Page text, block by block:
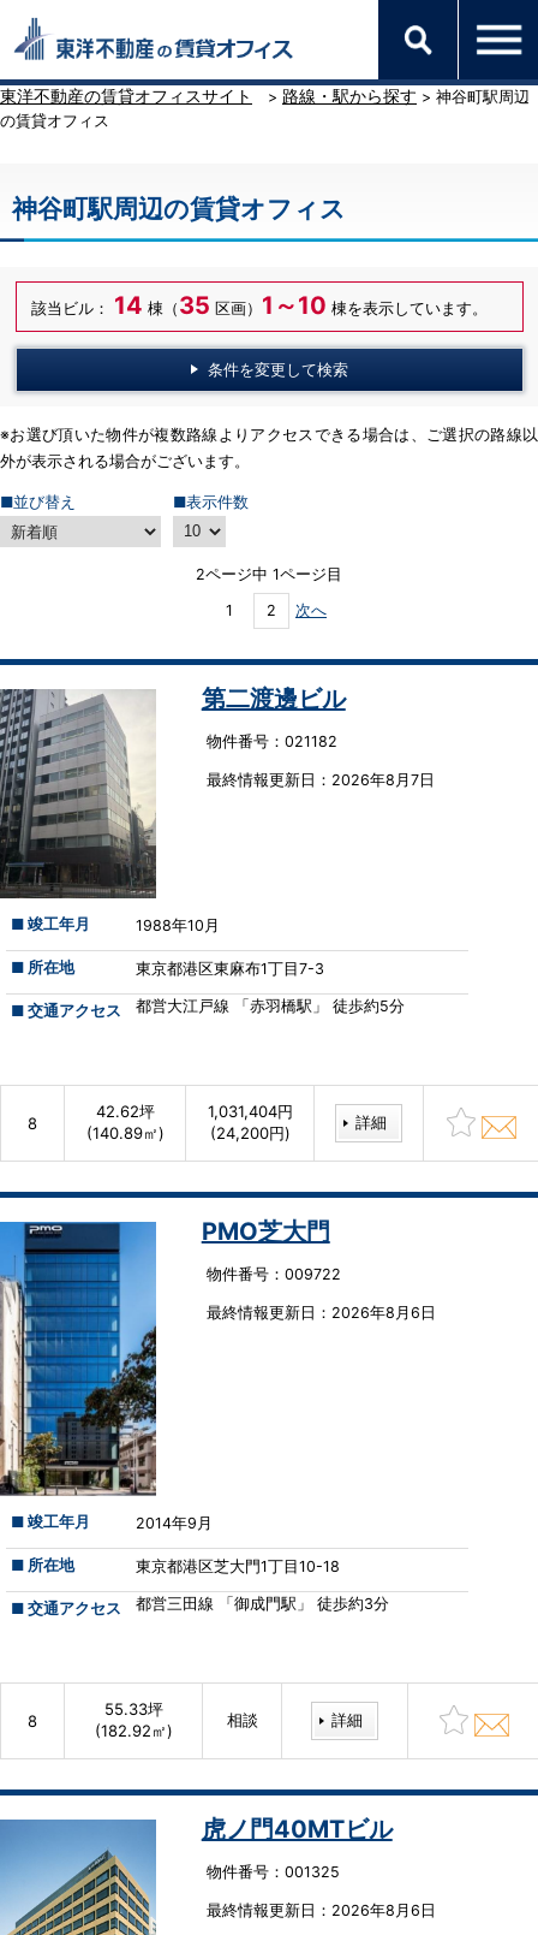
東洋不動産の賃貸オフィスサイト > 路線・駅から探す > 神谷町駅周辺
の賃貸オフィス
神谷町駅周辺の賃貸オフィス
該当ビル： 14 棟（ 35 区画） 1～10 棟を表示しています。
条件を変更して検索
※お選び頂いた物件が複数路線よりアクセスできる場合は、ご選択の路線以
外が表示される場合がございます。
■並び替え ■表示件数
2ページ中 1ページ目
1
2 次へ
第二渡邊ビル
物件番号：021182
最終情報更新⽇：2026年8月7日
■ 竣工年月 1988年10月
■ 所在地 東京都港区東麻布1丁目7-3
■ 交通アクセス 都営大江戸線 「赤羽橋駅」 徒歩約5分
8
42.62坪
(140.89㎡)
1,031,404円
(24,200円)
詳細
PMO芝大門
物件番号：009722
最終情報更新⽇：2026年8月6日
■ 竣工年月 2014年9月
■ 所在地 東京都港区芝大門1丁目10-18
■ 交通アクセス 都営三田線 「御成門駅」 徒歩約3分
8
55.33坪
(182.92㎡)
相談 詳細
虎ノ門40MTビル
物件番号：001325
最終情報更新⽇：2026年8月6日